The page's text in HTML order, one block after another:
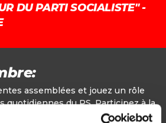
DU PARTI SOCIALISTE" -
assemblées et jouez un rôle
quotidiennes du PS. Participez à la
politiques.